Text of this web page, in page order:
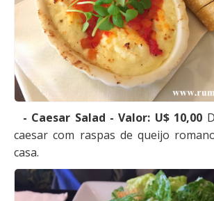
- Caesar Salad - Valor: U$ 10,00
caesar com raspas de queijo
casa.